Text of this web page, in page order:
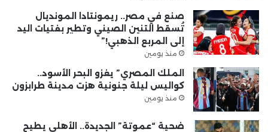
صنع في مصر.. ريمونتادا المونديال
تُسقط التنين الصيني وتطير بفتيات اليد
إلى المربع الذهبي!”
منذ يومين
الملك المصري” يغزو البحر الأسود..
كواليس ليلة جنونية هزت مدينة طرابزون
منذ يومين
ضحية “عموتة” الجديدة.. الأهلي يطيح